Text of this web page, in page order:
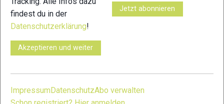
92
findest du in der
Datenschutzerklärung!
Akzeptieren und weiter
Jetzt abonnieren
Impressum DatenschutzAbo verwalten